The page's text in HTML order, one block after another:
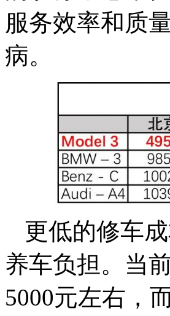
服务效率和质
病。
更低的修车
养车负担。当
5000元左右，